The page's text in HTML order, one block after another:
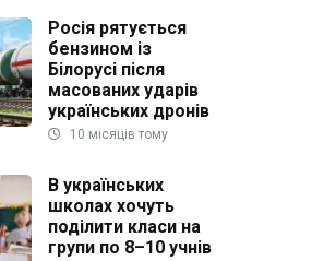
Росія рятується
бензином із
Білорусі після
масованих ударів
українських дронів
10 місяців тому
В українських
школах хочуть
поділити класи на
групи по 8–10 учнів